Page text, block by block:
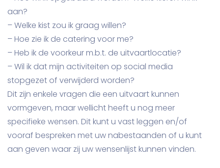
aan?
– Welke kist zou ik graag willen?
– Hoe zie ik de catering voor me?
– Heb ik de voorkeur m.b.t. de uitvaartlocatie?
– Wil ik dat mijn activiteiten op social media
stopgezet of verwijderd worden?
Dit zijn enkele vragen die een uitvaart kunnen
vormgeven, maar wellicht heeft u nog meer
specifieke wensen. Dit kunt u vast leggen en/of
vooraf bespreken met uw nabestaanden of u kunt
aan geven waar zij uw wensenlijst kunnen vinden.